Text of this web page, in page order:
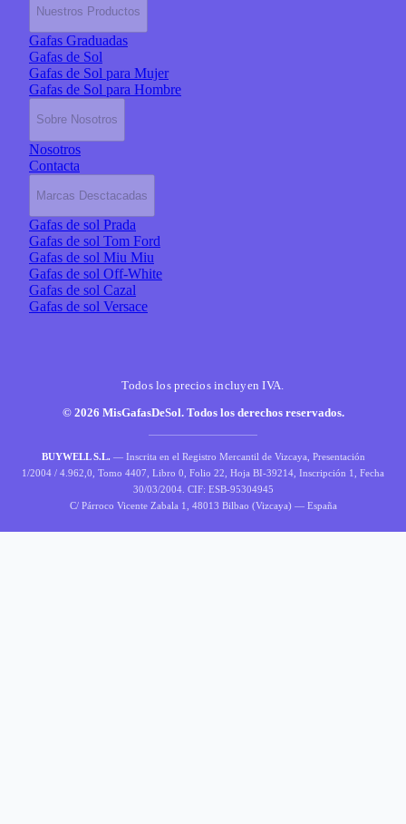
Nuestros Productos
Gafas Graduadas
Gafas de Sol
Gafas de Sol para Mujer
Gafas de Sol para Hombre
Sobre Nosotros
Nosotros
Contacta
Marcas Desctacadas
Gafas de sol Prada
Gafas de sol Tom Ford
Gafas de sol Miu Miu
Gafas de sol Off-White
Gafas de sol Cazal
Gafas de sol Versace
Todos los precios incluyen IVA.
© 2026 MisGafasDeSol. Todos los derechos reservados.
BUYWELL S.L. — Inscrita en el Registro Mercantil de Vizcaya, Presentación
1/2004 / 4.962,0, Tomo 4407, Libro 0, Folio 22, Hoja BI-39214, Inscripción 1, Fecha
30/03/2004. CIF: ESB-95304945
C/ Párroco Vicente Zabala 1, 48013 Bilbao (Vizcaya) — España